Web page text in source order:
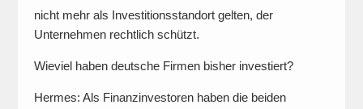
nicht mehr als Investitionsstandort gelten, der
Unternehmen rechtlich schützt.
Wieviel haben deutsche Firmen bisher investiert?
Hermes: Als Finanzinvestoren haben die beiden